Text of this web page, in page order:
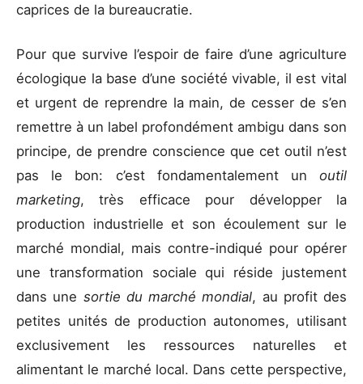
caprices de la bureaucratie.
Pour que survive l’espoir de faire d’une agriculture
écologique la base d’une société vivable, il est vital
et urgent de reprendre la main, de cesser de s’en
remettre à un label profondément ambigu dans son
principe, de prendre conscience que cet outil n’est
pas le bon: c’est fondamentalement un outil
marketing, très efficace pour développer la
production industrielle et son écoulement sur le
marché mondial, mais contre-indiqué pour opérer
une transformation sociale qui réside justement
dans une sortie du marché mondial, au profit des
petites unités de production autonomes, utilisant
exclusivement les ressources naturelles et
alimentant le marché local. Dans cette perspective,